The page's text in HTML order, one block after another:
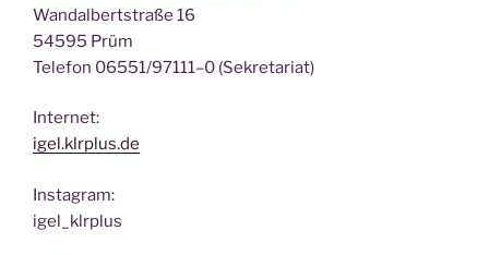
Wan­dal­bert­stra­ße 16
54595 Prüm
Tele­fon 06551/97111–0 (Sekre­ta­ri­at)
Inter­net:
igel.klrplus.de
Insta­gram:
igel_klrplus